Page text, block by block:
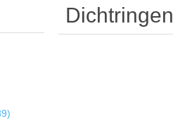
Dichtringen